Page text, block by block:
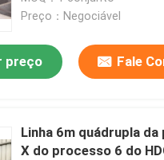
Preço：Negociável
preço Fale
Linha 6m quádrupla da
X do processo 6 do